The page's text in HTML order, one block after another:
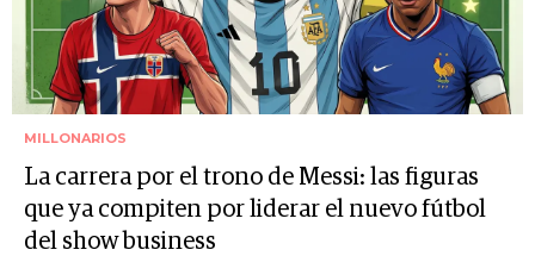
MILLONARIOS
La carrera por el trono de Messi: las figuras
que ya compiten por liderar el nuevo fútbol
del show business